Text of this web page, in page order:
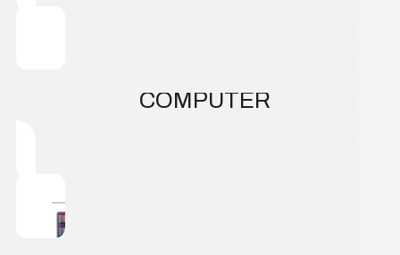
COMPUTER